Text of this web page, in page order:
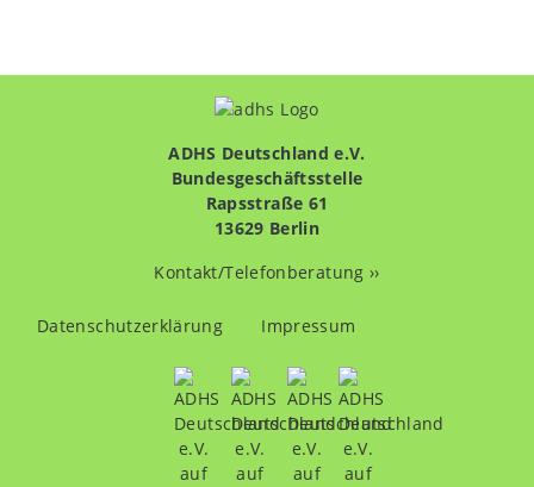
ADHS Deutschland e.V.
Bundesgeschäftsstelle
Rapsstraße 61
13629 Berlin
Kontakt/Telefonberatung ››
Fußzeilenmenü
Datenschutzerklärung Impressum